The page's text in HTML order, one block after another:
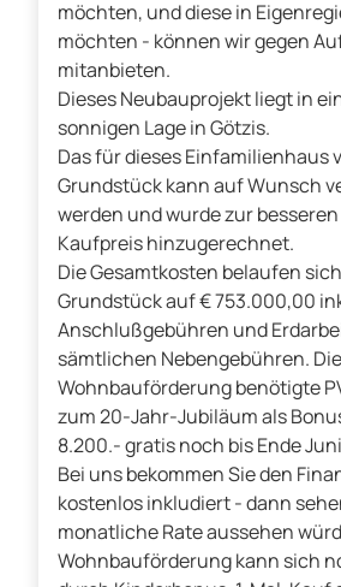
möchten, und diese in
möchten - können wir gegen
mitanbieten.
Dieses Neubauprojekt liegt in
sonnigen Lage in Götzis.
Das für dieses Einfamilienhaus
Grundstück kann auf Wunsch
werden und wurde zur
Kaufpreis hinzugerechnet.
Die Gesamtkosten belaufen
Grundstück auf € 753.000,00
Anschlußgebühren und
sämtlichen Nebengebühren.
Wohnbauförderung benötigte
zum 20-Jahr-Jubiläum als
8.200.- gratis noch bis Ende
Bei uns bekommen Sie den
kostenlos inkludiert - dann
monatliche Rate aussehen
Wohnbauförderung kann sich